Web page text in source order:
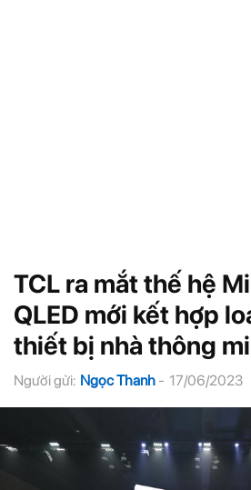
TCL ra mắt thế hệ
QLED mới kết hợp
thiết bị nhà thông
Người gửi: Ngọc Thanh - 17/06/2023